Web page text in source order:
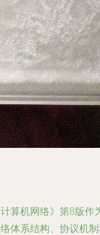
算机网络》第8版作
体系结构、协议机